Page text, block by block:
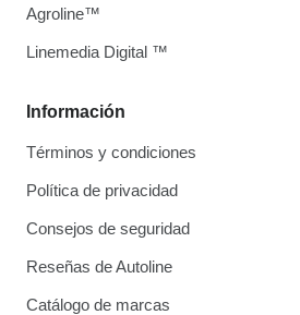
Información
Términos y condiciones
Política de privacidad
Consejos de seguridad
Reseñas de Autoline
Catálogo de marcas
Agroline™
Linemedia Digital ™